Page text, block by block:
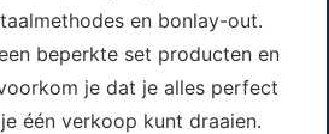
en bonlay-out.
beperkte set producten en
je dat je alles perfect
één verkoop kunt draaien.